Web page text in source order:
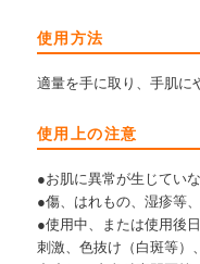
使用方法
適量を手に取り、手肌に
使用上の注意
●お肌に異常が生じてい
●傷、はれもの、湿疹等
●使用中、または使用後
刺激、色抜け（白斑等）